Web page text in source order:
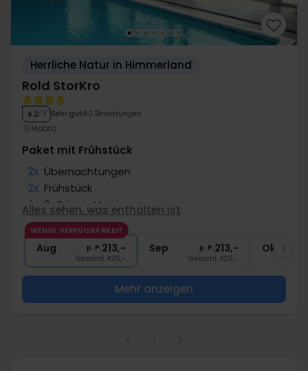
Herrliche Natur in Himmerland
Rold StorKro
4.2/ 5 Sehr gut 60 Bewertungen
Hobro
Paket mit Frühstück
2x Übernachtungen
2x Frühstück
1x 3-Gänge Menü
1x Hirschragout (1. Tag)
∞ Gratis Internet und Parken
Alles sehen, was enthalten ist
WENIG VERFÜGBARKEIT
Aug p. P.213,-
Gesamt 426,-
Sep p. P.213,-
Gesamt 426,-
Okt
Mehr anzeigen